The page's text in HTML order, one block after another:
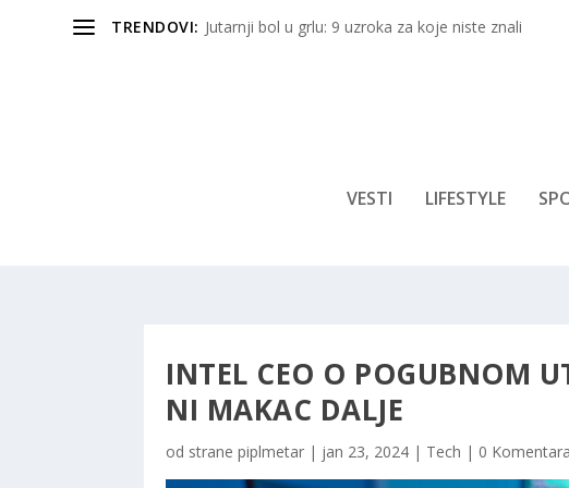
TRENDOVI: Jutarnji bol u grlu: 9 uzroka za koje niste znali
VESTI LIFESTYLE
INTEL CEO O POGUBNOM
NI MAKAC DALJE
od strane piplmetar | jan 23, 2024 | Tech | 0 Komentara